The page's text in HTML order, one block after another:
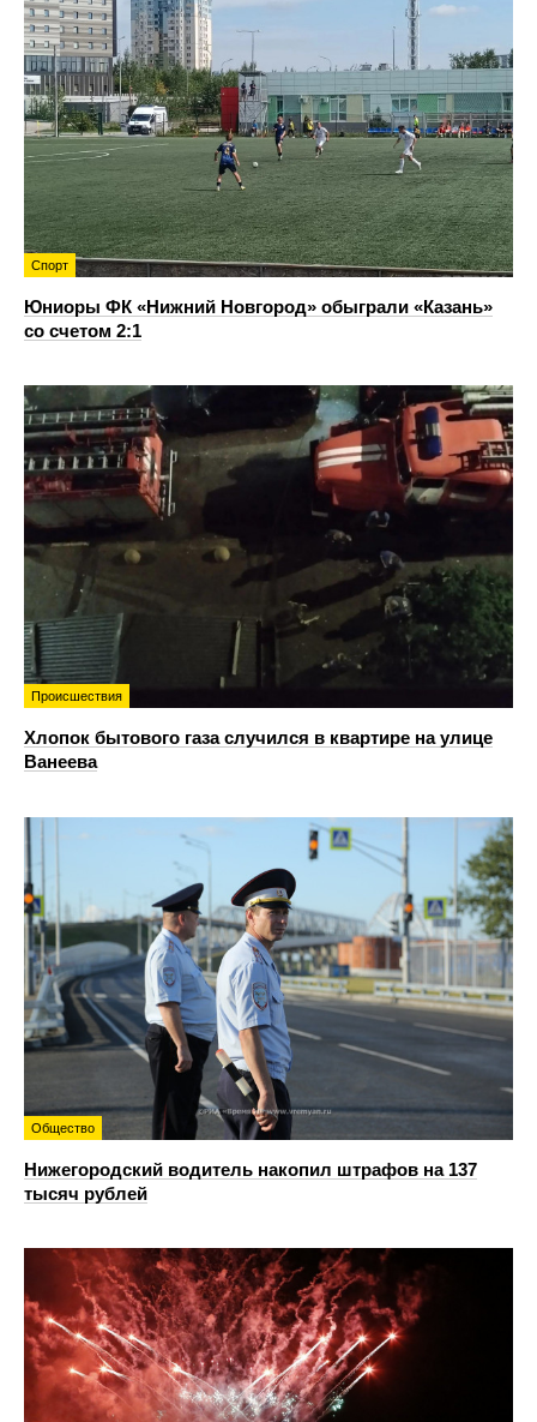
Спорт
Юниоры ФК «Нижний Новгород» обыграли «Казань»
со счетом 2:1
Происшествия
Хлопок бытового газа случился в квартире на улице
Ванеева
Общество
Нижегородский водитель накопил штрафов на 137
тысяч рублей